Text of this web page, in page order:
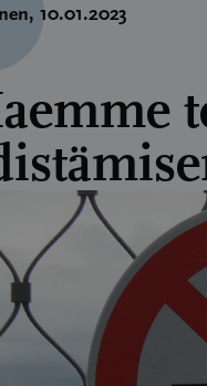
, 10.01.2023